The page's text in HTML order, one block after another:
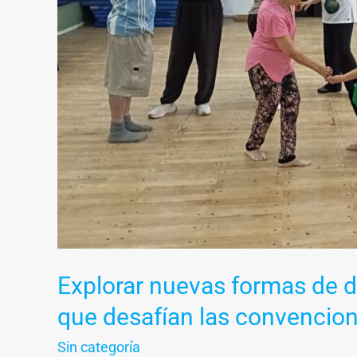
Explorar nuevas formas de
que desafían las
Sin categoría
que
desafían
las
convenciones